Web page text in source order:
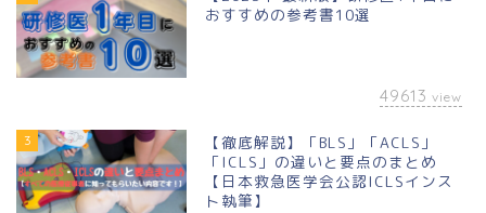
おすすめの参考書10選
49613 view
3
【徹底解説】「BLS」「ACLS」
「ICLS」の違いと要点のまとめ
【日本救急医学会公認ICLSインス
ト執筆】